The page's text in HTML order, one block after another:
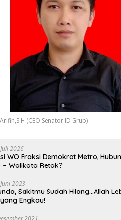
(CEO Senator.ID Grup)
2026
WO Fraksi Demokrat Metro,
– Walikota Retak?
2023
Sakitmu Sudah Hilang…Allah
Engkau!
2021